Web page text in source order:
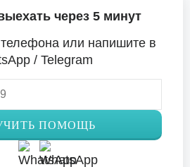
через 5 минут
или напишите в
/ Telegram
ПОМОЩЬ